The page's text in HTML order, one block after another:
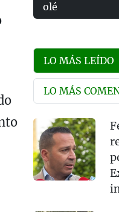
olé
LO MÁS LEÍDO
LO MÁS